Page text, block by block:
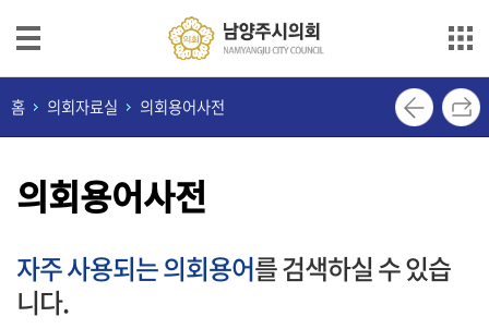
본문으로 바로가기
메인메뉴 바로가기
의
회
내
원
소
개
홈 의회자료실 의회용어사전
의회용어사전
자주 사용되는 의회용어를 검색하실 수 있습
니다.